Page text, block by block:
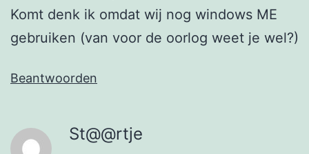
Komt denk ik omdat wij nog windows ME
gebruiken (van voor de oorlog weet je wel?)
Beantwoorden
St@@rtje